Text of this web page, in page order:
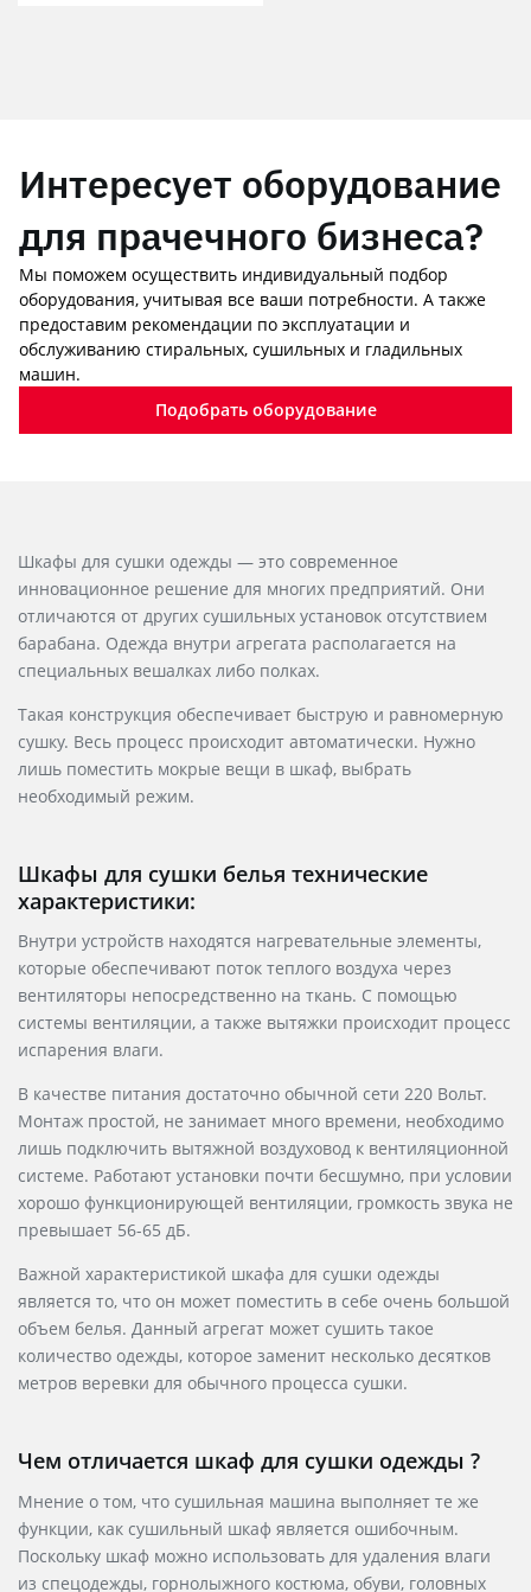
Интересует оборудование
для прачечного бизнеса?
Мы поможем осуществить индивидуальный подбор
оборудования, учитывая все ваши потребности. А также
предоставим рекомендации по эксплуатации и
обслуживанию стиральных, сушильных и гладильных
машин.
Подобрать оборудование
Шкафы для сушки одежды — это современное
инновационное решение для многих предприятий. Они
отличаются от других сушильных установок отсутствием
барабана. Одежда внутри агрегата располагается на
специальных вешалках либо полках.
Такая конструкция обеспечивает быструю и равномерную
сушку. Весь процесс происходит автоматически. Нужно
лишь поместить мокрые вещи в шкаф, выбрать
необходимый режим.
Шкафы для сушки белья технические
характеристики:
Внутри устройств находятся нагревательные элементы,
которые обеспечивают поток теплого воздуха через
вентиляторы непосредственно на ткань. С помощью
системы вентиляции, а также вытяжки происходит процесс
испарения влаги.
В качестве питания достаточно обычной сети 220 Вольт.
Монтаж простой, не занимает много времени, необходимо
лишь подключить вытяжной воздуховод к вентиляционной
системе. Работают установки почти бесшумно, при условии
хорошо функционирующей вентиляции, громкость звука не
превышает 56-65 дБ.
Важной характеристикой шкафа для сушки одежды
является то, что он может поместить в себе очень большой
объем белья. Данный агрегат может сушить такое
количество одежды, которое заменит несколько десятков
метров веревки для обычного процесса сушки.
Чем отличается шкаф для сушки одежды ?
Мнение о том, что сушильная машина выполняет те же
функции, как сушильный шкаф является ошибочным.
Поскольку шкаф можно использовать для удаления влаги
из спецодежды, горнолыжного костюма, обуви, головных